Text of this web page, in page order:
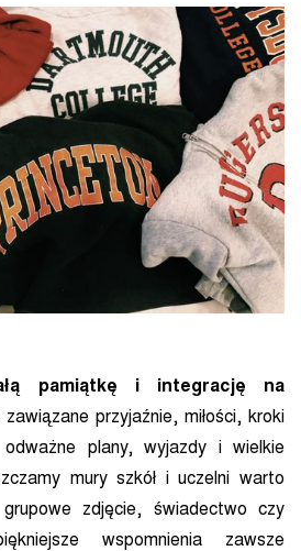
pamiątkę i integrację na
przyjaźnie, miłości, kroki
plany, wyjazdy i wielkie
mury szkół i uczelni warto
zdjęcie, świadectwo czy
wspomnienia zawsze